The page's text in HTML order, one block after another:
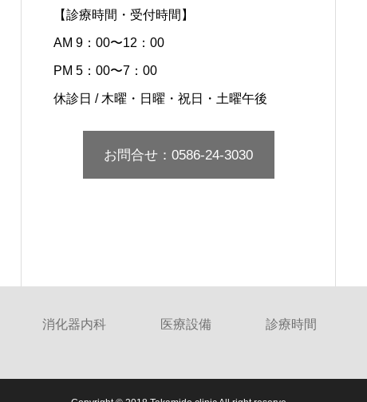
【診療時間・受付時間】
AM 9：00〜12：00
PM 5：00〜7：00
休診日 / 木曜・日曜・祝日・土曜午後
お問合せ：0586-24-3030
消化器内科 医療設備 診療時間